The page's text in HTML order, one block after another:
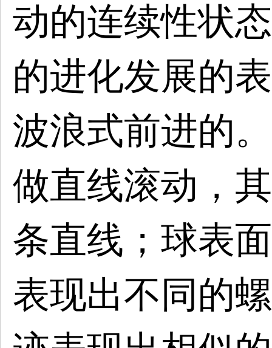
动的连续性状
的进化发展的
波浪式前进的
做直线滚动，
条直线；球表
表现出不同的